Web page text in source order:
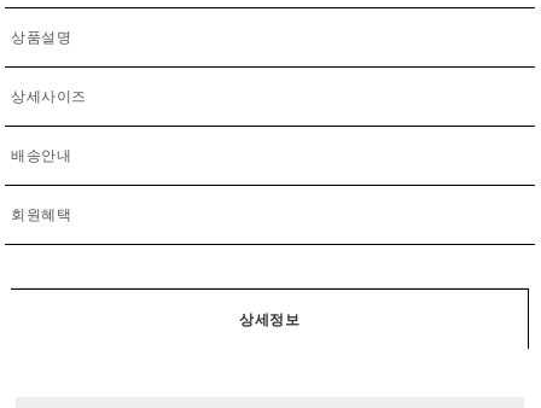
상품설명
상세사이즈
배송안내
회원혜택
상세정보